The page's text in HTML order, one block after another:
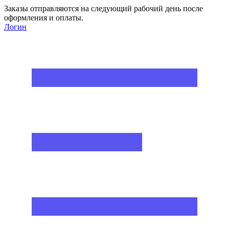
Заказы отправляются на следующий рабочий день после
оформления и оплаты.
Логин